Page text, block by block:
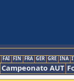
FAI FIN FRA GER GRE INA
Campeonato AUT